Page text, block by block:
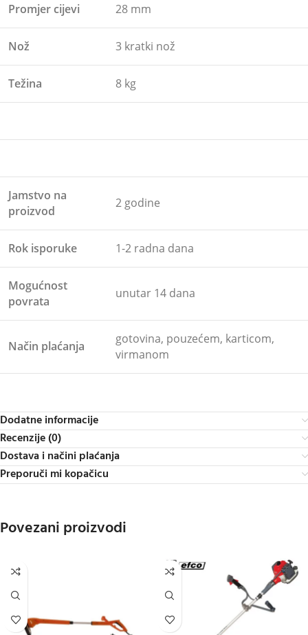
Promjer cijevi 28 mm
Nož 3 kratki nož
Težina 8 kg
Jamstvo na
proizvod
2 godine
Rok isporuke 1-2 radna dana
Mogućnost
povrata
unutar 14 dana
Način plaćanja
gotovina, pouzećem, karticom,
virmanom
Dodatne informacije
Recenzije (0)
Dostava i načini plaćanja
Preporuči mi kopačicu
Povezani proizvodi